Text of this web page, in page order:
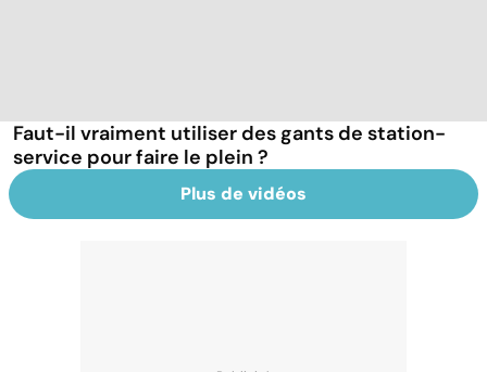
Faut-il vraiment utiliser des gants de station-
service pour faire le plein ?
Plus de vidéos